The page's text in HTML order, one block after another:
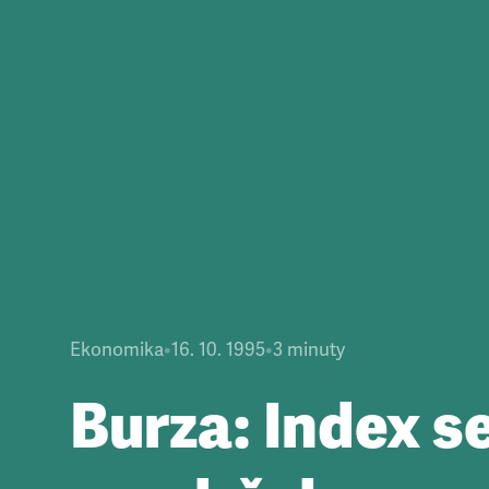
Ekonomika•16. 10. 1995•3 minuty
Burza: Index